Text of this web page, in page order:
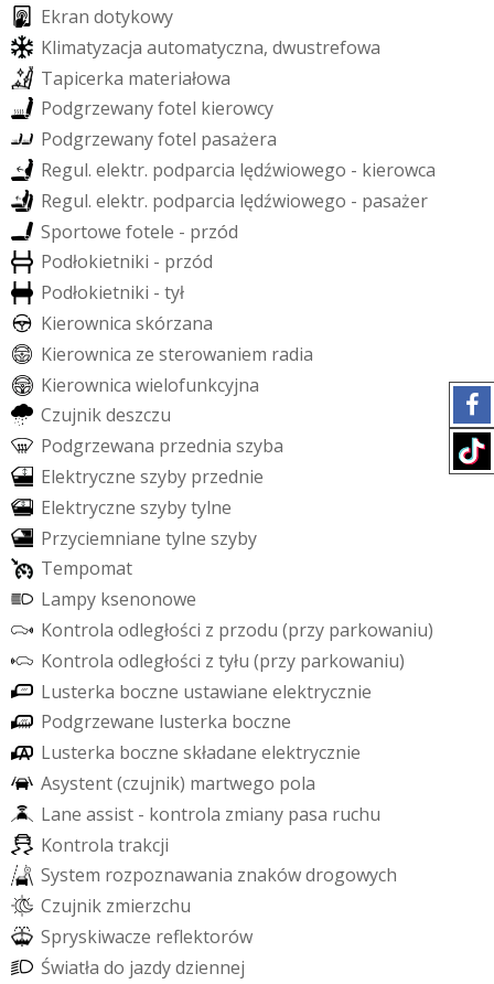
Ekran dotykowy
Klimatyzacja automatyczna, dwustrefowa
Tapicerka materiałowa
Podgrzewanyfotel kierowcy
Podgrzewanyfotel pasażera
Regul. elektr. podparcia lędźwiowego - kierowca
Regul. elektr. podparcia lędźwiowego - pasażer
Sportowe fotele - przód
Podłokietniki - przód
Podłokietniki - tył
Kierownica skórzana
Kierownica ze sterowaniem radia
Kierownica wielofunkcyjna
Czujnikdeszczu
Podgrzewana przednia szyba
Elektryczne szyby przednie
Elektryczne szybytylne
Przyciemniane tylne szyby
Tempomat
Lampy ksenonowe
Kontrola odległości z przodu (przy parkowaniu)
Kontrola odległości z tyłu (przy parkowaniu)
Lusterka boczne ustawiane elektrycznie
Podgrzewane lusterka boczne
Lusterka boczne składane elektrycznie
Asystent(czujnik) martwego pola
Lane assist - kontrola zmiany pasa ruchu
Kontrola trakcji
System rozpoznawania znakówdrogowych
Czujnik zmierzchu
Spryskiwacze refektorów
Światła do jazdydziennej